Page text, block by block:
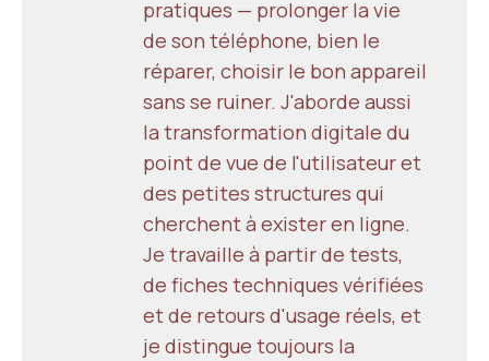
pratiques — prolonger la vie
de son téléphone, bien le
réparer, choisir le bon appareil
sans se ruiner. J'aborde aussi
la transformation digitale du
point de vue de l'utilisateur et
des petites structures qui
cherchent à exister en ligne.
Je travaille à partir de tests,
de fiches techniques vérifiées
et de retours d'usage réels, et
je distingue toujours la